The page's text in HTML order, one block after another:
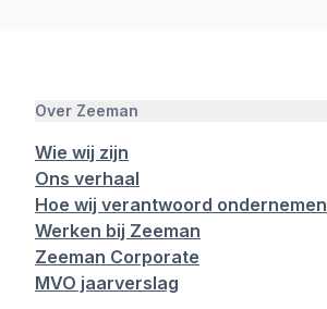
Over Zeeman
Wie wij zijn
Ons verhaal
Hoe wij verantwoord ondernemen
Werken bij Zeeman
Zeeman Corporate
MVO jaarverslag